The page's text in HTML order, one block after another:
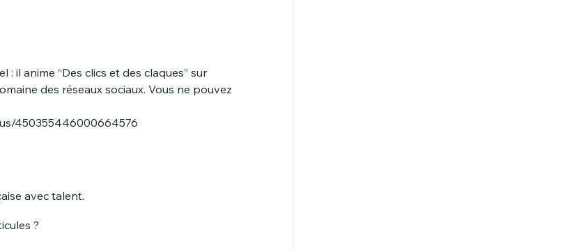
: il anime “Des clics et des claques” sur
des réseaux sociaux. Vous ne pouvez
450355446000664576
avec talent.
?
PSEUDO
proposer ?
sélection